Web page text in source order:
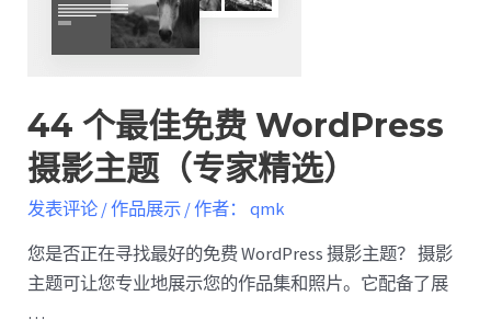
44 个最佳免费 WordPress
摄影主题（专家精选）
发表评论 /作品展示 / 作者： qmk
您是否正在寻找最好的免费 WordPress 摄影主题？ 摄影
主题可让您专业地展示您的作品集和照片。它配备了展
…